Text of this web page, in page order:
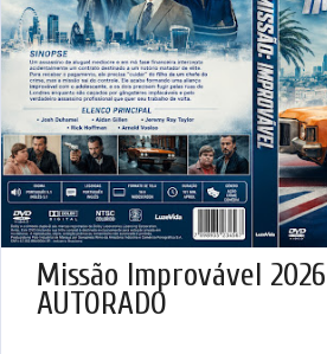
Missão Improvável
AUTORADO